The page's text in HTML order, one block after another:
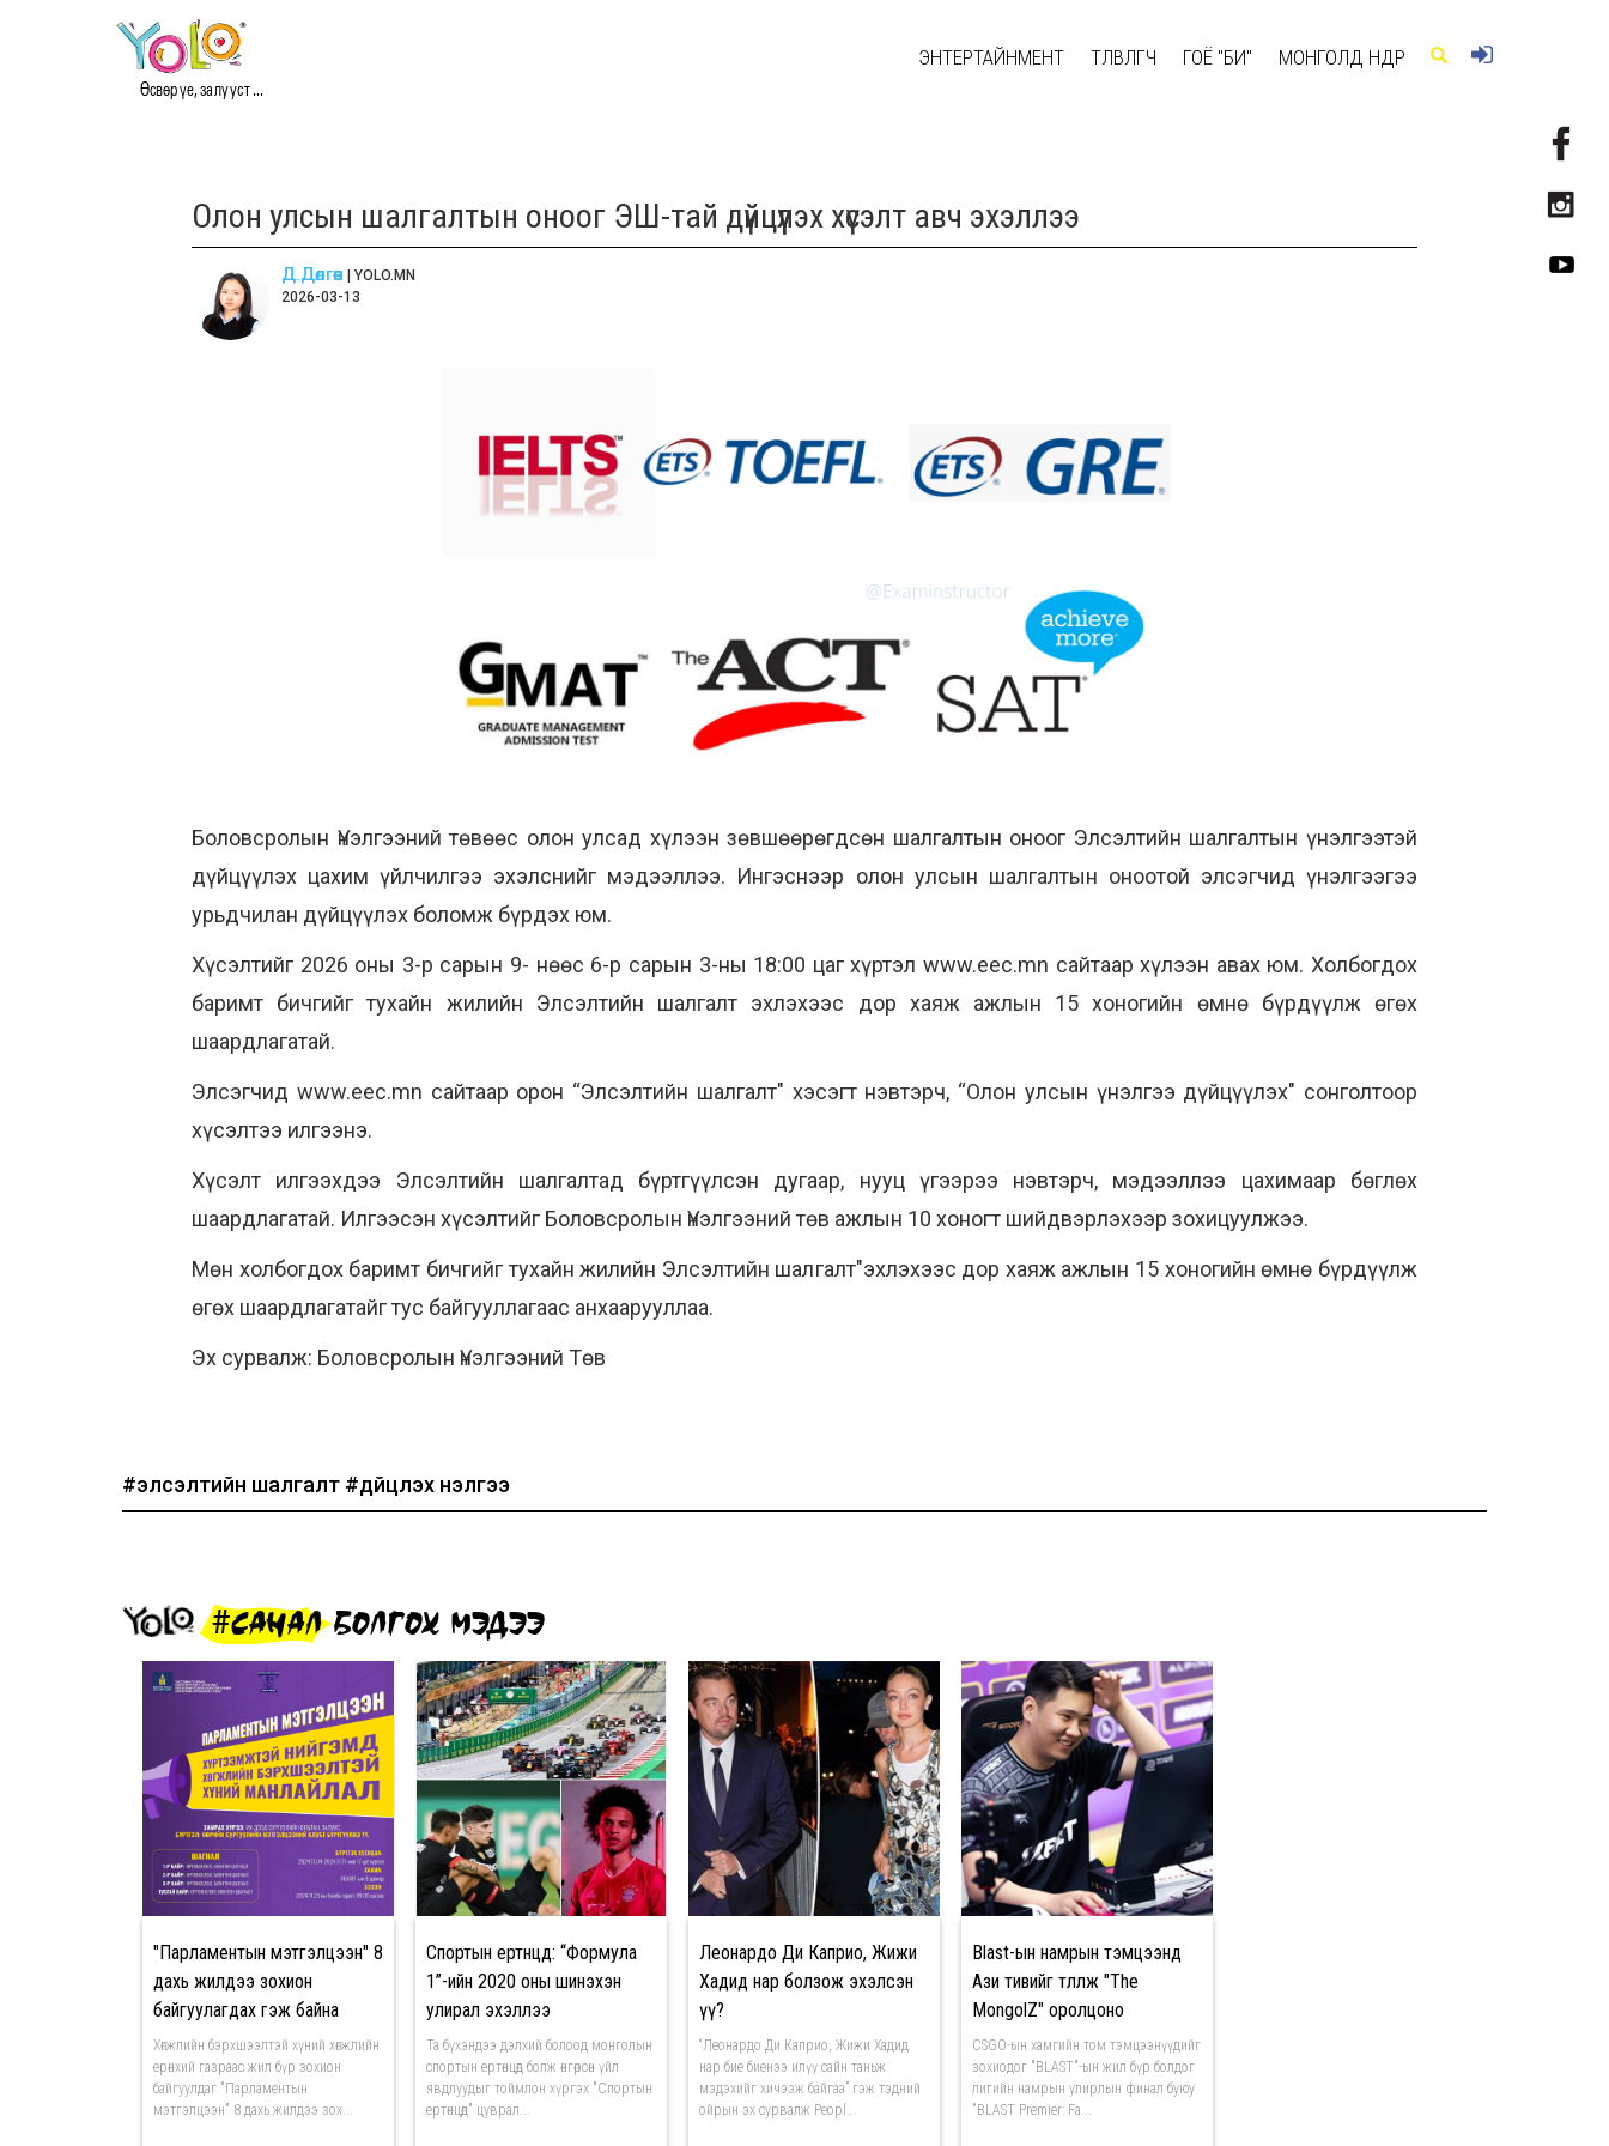
Өсвөр үе, залууст ...
ЭНТЕРТАЙНМЕНТ ТӨЛӨВЛӨГЧ ГОЁ "БИ" МОНГОЛД ӨНӨӨДӨР
Олон улсын шалгалтын оноог ЭШ-тай дүйцүүлэх хүсэлт авч эхэллээ
Д.Дөлгөөн | YOLO.MN
2026-03-13
Боловсролын Үнэлгээний төвөөс олон улсад хүлээн зөвшөөрөгдсөн шалгалтын оноог Элсэлтийн шалгалтын үнэлгээтэй
дүйцүүлэх цахим үйлчилгээ эхэлснийг мэдээллээ. Ингэснээр олон улсын шалгалтын оноотой элсэгчид үнэлгээгээ
урьдчилан дүйцүүлэх боломж бүрдэх юм.
Хүсэлтийг 2026 оны 3-р сарын 9- нөөс 6-р сарын 3-ны 18:00 цаг хүртэл www.eec.mn сайтаар хүлээн авах юм. Холбогдох
баримт бичгийг тухайн жилийн Элсэлтийн шалгалт эхлэхээс дор хаяж ажлын 15 хоногийн өмнө бүрдүүлж өгөх
шаардлагатай.
Элсэгчид www.eec.mn сайтаар орон “Элсэлтийн шалгалт" хэсэгт нэвтэрч, “Олон улсын үнэлгээ дүйцүүлэх" сонголтоор
хүсэлтээ илгээнэ.
Хүсэлт илгээхдээ Элсэлтийн шалгалтад бүртгүүлсэн дугаар, нууц үгээрээ нэвтэрч, мэдээллээ цахимаар бөглөх
шаардлагатай. Илгээсэн хүсэлтийг Боловсролын Үнэлгээний төв ажлын 10 хоногт шийдвэрлэхээр зохицуулжээ.
Мөн холбогдох баримт бичгийг тухайн жилийн Элсэлтийн шалгалт"эхлэхээс дор хаяж ажлын 15 хоногийн өмнө бүрдүүлж
өгөх шаардлагатайг тус байгууллагаас анхаарууллаа.
Эх сурвалж: Боловсролын Үнэлгээний Төв
#элсэлтийн шалгалт #дүйцүүлэх үнэлгээ
#САНАЛ БОЛГОХ МЭДЭЭ
"Парламентын мэтгэлцээн" 8
дахь жилдээ зохион
байгуулагдах гэж байна
Хөгжлийн бэрхшээлтэй хүний хөгжлийн
ерөнхий газраас жил бүр зохион
байгуулдаг "Парламентын
мэтгэлцээн" 8 дахь жилдээ зох...
Спортын ертөнцөд: “Формула
1”-ийн 2020 оны шинэхэн
улирал эхэллээ
Та бүхэндээ дэлхий болоод монголын
спортын ертөнцөд болж өнгөрсөн үйл
явдлуудыг тоймлон хүргэх "Спортын
ертөнцөд" цуврал...
Леонардо Ди Каприо, Жижи
Хадид нар болзож эхэлсэн
үү?
“Леонардо Ди Каприо, Жижи Хадид
нар бие биенээ илүү сайн таньж
мэдэхийг хичээж байгаа” гэж тэдний
ойрын эх сурвалж Peopl...
Blast-ын намрын тэмцээнд
Ази тивийг төлөөлж "The
MongolZ" оролцоно
CSGO-ын хамгийн том тэмцээнүүдийг
зохиодог "BLAST"-ын жил бүр болдог
лигийн намрын улирлын финал буюу
"BLAST Premier: Fa...